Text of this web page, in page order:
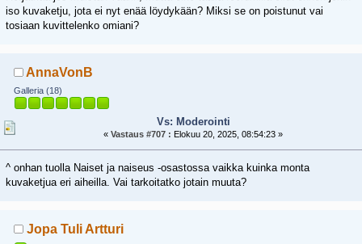
iso kuvaketju, jota ei nyt enää löydykään? Miksi se on poistunut vai
tosiaan kuvittelenko omiani?
AnnaVonB
Galleria (18)
Vs: Moderointi
«Vastaus #707 : Elokuu 20, 2025, 08:54:23 »
^ onhan tuolla Naiset ja naiseus -osastossa vaikka kuinka monta
kuvaketjua eri aiheilla. Vai tarkoitatko jotain muuta?
Jopa Tuli Artturi